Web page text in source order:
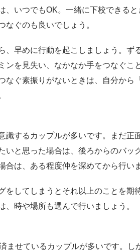
、いつでもOK。一緒に下校できる
なぐのも良いでしょう。
、早めに行動を起こしましょう。ず
ンを見失い、なかなか手をつなぐこ
なぐ素振りがないときは、自分から
識するカップルが多いです。まだ正
いと思った場合は、後ろからのバッ
合は、ある程度仲を深めてから行い
をしてしまうとそれ以上のことを期
、時や場所も選んで行いましょう。
ませているカップルが多いです。し